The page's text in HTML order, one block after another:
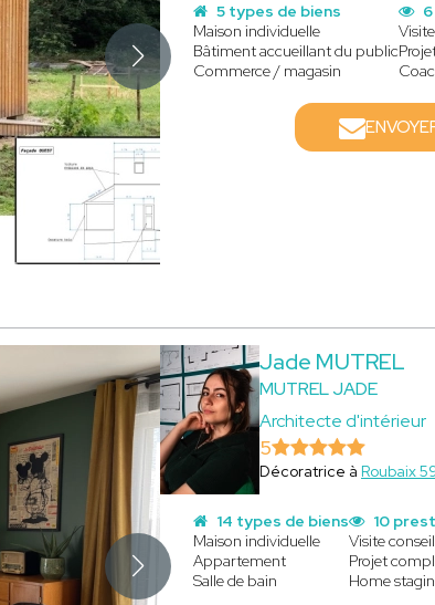
5 types de biens
Maison individuelle
Bâtiment accueillant du public
Commerce / magasin
Jade MUTREL
MUTREL JADE
Architecte d'intérieur
5
Décoratrice à Roubaix
14 types de biens
Maison individuelle
Appartement
Salle de bain
10
Visite conseil
Projet
Home